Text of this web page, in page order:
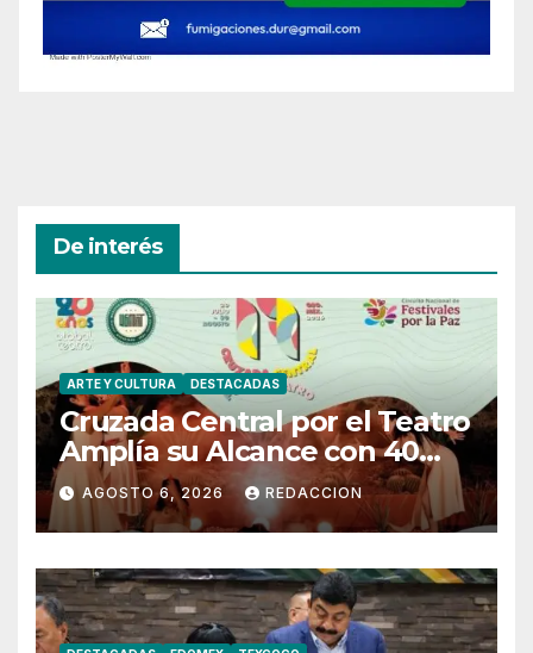
De interés
ARTE Y CULTURA DESTACADAS
Cruzada Central por el Teatro
Amplía su Alcance con 40
Días de Actividades
AGOSTO 6, 2026 REDACCION